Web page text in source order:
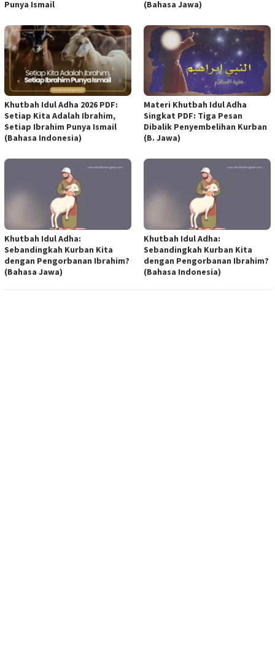
Punya Ismail (Bahasa Jawa)
Khutbah Idul Adha 2026 PDF:
Setiap Kita Adalah Ibrahim,
Setiap Ibrahim Punya Ismail
(Bahasa Indonesia)
Materi Khutbah Idul Adha
Singkat PDF: Tiga Pesan
Dibalik Penyembelihan Kurban
(B. Jawa)
Khutbah Idul Adha:
Sebandingkah Kurban Kita
dengan Pengorbanan Ibrahim?
(Bahasa Jawa)
Khutbah Idul Adha:
Sebandingkah Kurban Kita
dengan Pengorbanan Ibrahim?
(Bahasa Indonesia)